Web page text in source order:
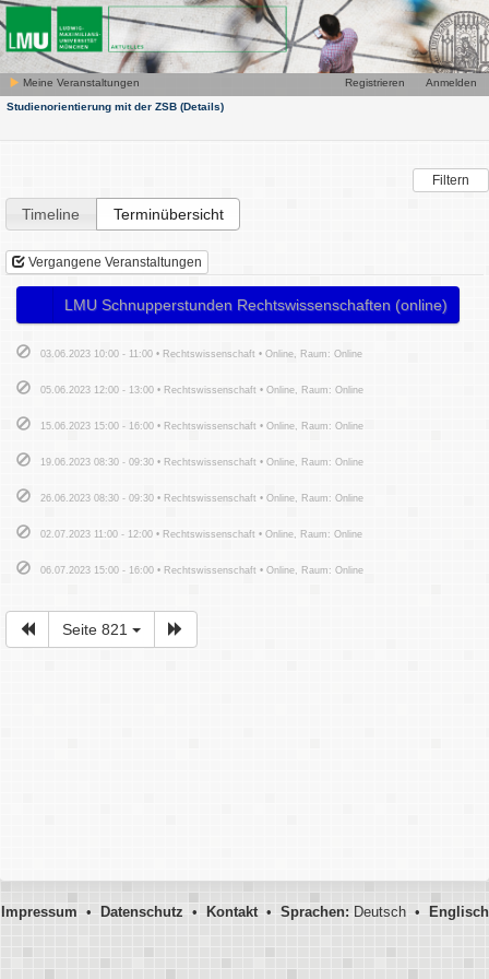
Meine Veranstaltungen Anmelden
Registrieren
Studienorientierung mit der ZSB (Details)
Filtern
Timeline Terminübersicht
Vergangene Veranstaltungen
LMU Schnupperstunden Rechtswissenschaften (online)
03.06.2023 10:00 - 11:00 • Rechtswissenschaft • Online, Raum: Online
05.06.2023 12:00 - 13:00 • Rechtswissenschaft • Online, Raum: Online
15.06.2023 15:00 - 16:00 • Rechtswissenschaft • Online, Raum: Online
19.06.2023 08:30 - 09:30 • Rechtswissenschaft • Online, Raum: Online
26.06.2023 08:30 - 09:30 • Rechtswissenschaft • Online, Raum: Online
02.07.2023 11:00 - 12:00 • Rechtswissenschaft • Online, Raum: Online
06.07.2023 15:00 - 16:00 • Rechtswissenschaft • Online, Raum: Online
Seite 821
Impressum • Datenschutz • Kontakt• Sprachen:Deutsch • Englisch